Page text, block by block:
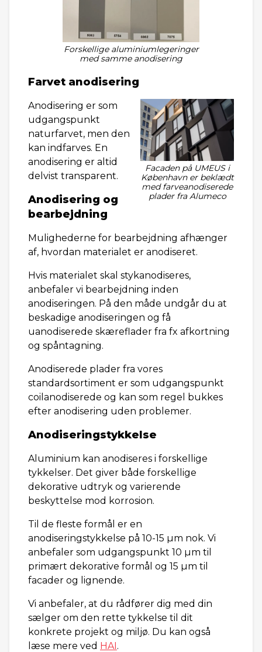
Forskellige aluminiumlegeringer
med samme anodisering
Farvet anodisering
Facaden på UMEUS i
København er beklædt
med farveanodiserede
plader fra Alumeco
Anodisering er som
udgangspunkt
naturfarvet, men den
kan indfarves. En
anodisering er altid
delvist transparent.
Anodisering og
bearbejdning
Mulighederne for bearbejdning afhænger
af, hvordan materialet er anodiseret.
Hvis materialet skal stykanodiseres,
anbefaler vi bearbejdning inden
anodiseringen. På den måde undgår du at
beskadige anodiseringen og få
uanodiserede skæreflader fra fx afkortning
og spåntagning.
Anodiserede plader fra vores
standardsortiment er som udgangspunkt
coilanodiserede og kan som regel bukkes
efter anodisering uden problemer.
Anodiseringstykkelse
Aluminium kan anodiseres i forskellige
tykkelser. Det giver både forskellige
dekorative udtryk og varierende
beskyttelse mod korrosion.
Til de fleste formål er en
anodiseringstykkelse på 10-15 µm nok. Vi
anbefaler som udgangspunkt 10 µm til
primært dekorative formål og 15 µm til
facader og lignende.
Vi anbefaler, at du rådfører dig med din
sælger om den rette tykkelse til dit
konkrete projekt og miljø. Du kan også
læse mere ved HAI.